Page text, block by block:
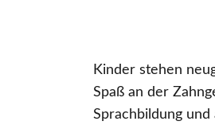
Kinder stehen
Spaß an der
Sprachbildung und